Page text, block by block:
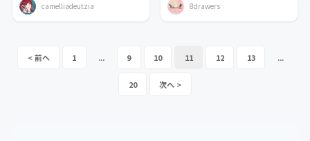
camelliadeutzia 8drawers
1 ... 9 10 11 12 13 ...
20